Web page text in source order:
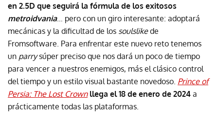
en 2.5D que seguirá la fórmula de los exitosos
metroidvania… pero con un giro interesante: adoptará
mecánicas y la dificultad de los soulslikede
Fromsoftware. Para enfrentar este nuevo reto tenemos
un parrysúper preciso que nos dará un poco de tiempo
para vencer a nuestros enemigos, más el clásico control
del tiempo y un estilo visual bastante novedoso. Prince of
Persia: The Lost Crownllega el 18 de enero de 2024 a
prácticamente todas las plataformas.